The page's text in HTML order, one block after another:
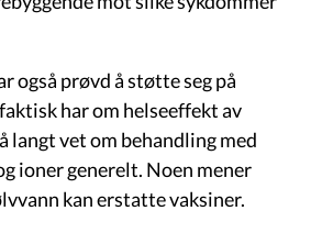
også prøvd å støtte seg på
har om helseeffekt av
langt vet om behandling med
ioner generelt. Noen mener
kan erstatte vaksiner.